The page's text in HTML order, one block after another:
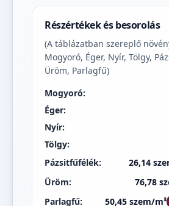
Részértékek és besorolás
(A táblázatban szereplő
Mogyoró, Éger, Nyír, Tölgy,
Üröm, Parlagfű)
Mogyoró:
Éger:
Nyír:
Tölgy:
Pázsitfűfélék:
26,14
Üröm: 76,78
Parlagfű: 50,45 szem/m³